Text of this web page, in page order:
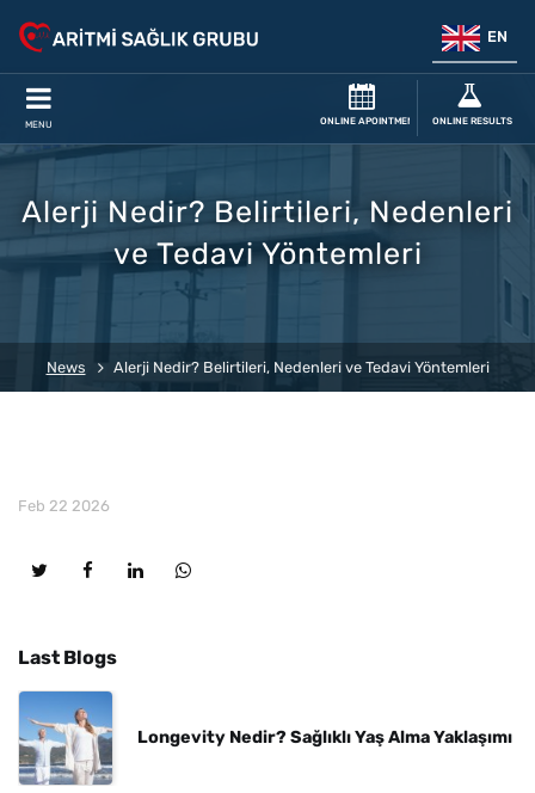
EN
MENU ONLINE APOINTMENT ONLINE RESULTS
Alerji Nedir? Belirtileri, Nedenleri
ve Tedavi Yöntemleri
News Alerji Nedir? Belirtileri, Nedenleri ve Tedavi Yöntemleri
Feb 22 2026
Last Blogs
Longevity Nedir? Sağlıklı Yaş Alma Yaklaşımı